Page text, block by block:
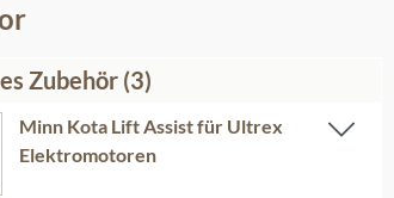
Zubehör (3)
Minn Kota Lift Assist für Ultrex
Elektromotoren